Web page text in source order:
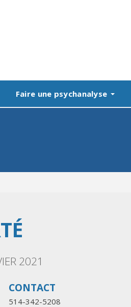
Faire une psychanalyse
2021
CONTACT
514-342-5208